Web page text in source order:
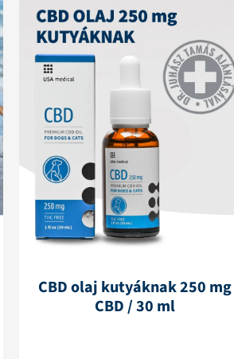
CBD olaj kutyáknak 250 mg
CBD / 30 ml